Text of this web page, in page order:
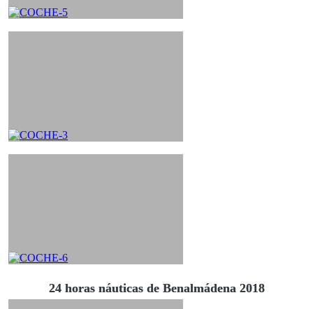
24 horas náuticas de Benalmádena 2018